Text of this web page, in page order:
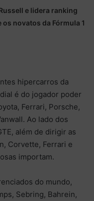
e lidera ranking
novatos da Fórmula 1
hipercarros da
é do jogador poder
Ferrari, Porsche,
Ao lado dos
além de dirigir as
Corvette, Ferrari e
importam.
do mundo,
Sebring, Bahrein,